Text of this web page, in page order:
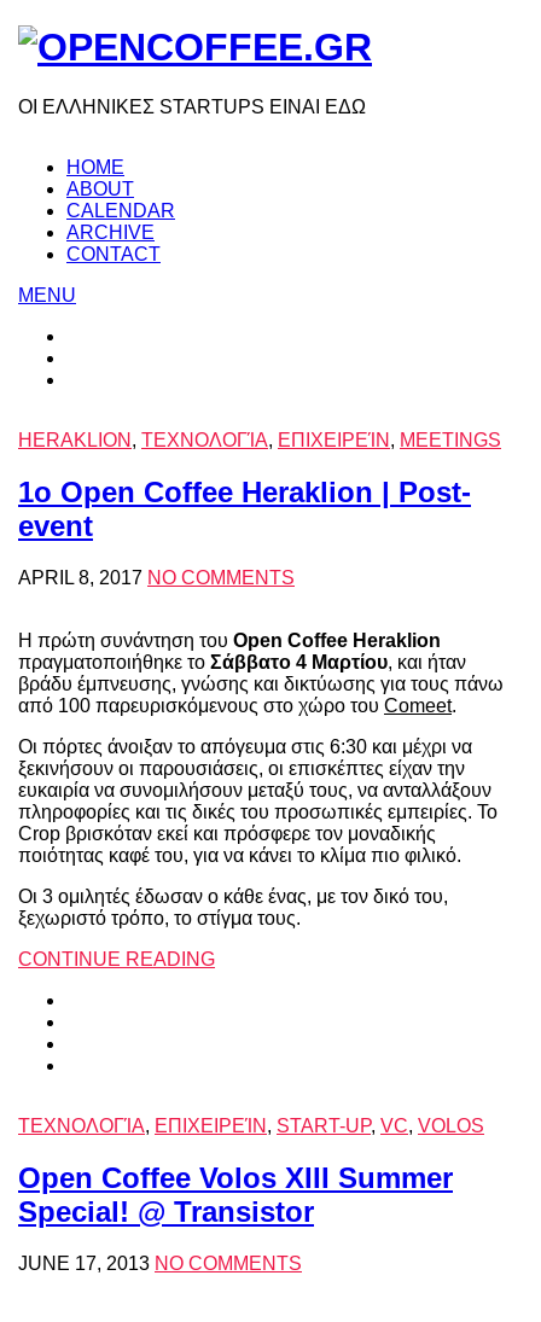
ΟΙ ΕΛΛΗΝΙΚΕΣ STARTUPS ΕΙΝΑΙ ΕΔΩ
HOME
ABOUT
CALENDAR
ARCHIVE
CONTACT
MENU
HERAKLION , ΤΕΧΝΟΛΟΓΊΑ, ΕΠΙΧΕΙΡΕΊΝ , MEETINGS
1o Open Coffee Heraklion | Post-
event
APRIL 8, 2017 NO COMMENTS
Η πρώτη συνάντηση του Open Coffee Heraklion
πραγματοποιήθηκε το Σάββατο 4 Μαρτίου, και ήταν
βράδυ έμπνευσης, γνώσης και δικτύωσης για τους πάνω
από 100 παρευρισκόμενους στο χώρο του Comeet.
Οι πόρτες άνοιξαν το απόγευμα στις 6:30 και μέχρι να
ξεκινήσουν οι παρουσιάσεις, οι επισκέπτες είχαν την
ευκαιρία να συνομιλήσουν μεταξύ τους, να ανταλλάξουν
πληροφορίες και τις δικές του προσωπικές εμπειρίες. To
Crop βρισκόταν εκεί και πρόσφερε τον μοναδικής
ποιότητας καφέ του, για να κάνει το κλίμα πιο φιλικό.
Οι 3 ομιλητές έδωσαν ο κάθε ένας, με τον δικό του,
ξεχωριστό τρόπο, το στίγμα τους.
CONTINUE READING
ΤΕΧΝΟΛΟΓΊΑ, ΕΠΙΧΕΙΡΕΊΝ , START-UP, VC, VOLOS
Open Coffee Volos XIII Summer
Special! @ Transistor
JUNE 17, 2013 NO COMMENTS